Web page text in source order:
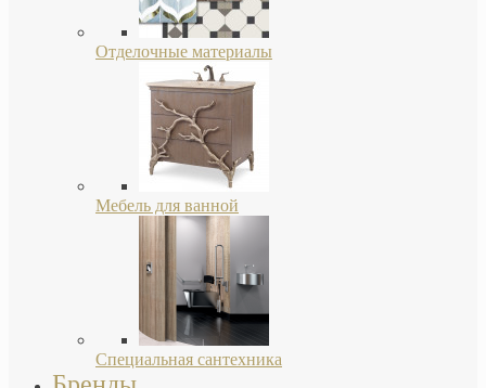
Отделочные материалы
Мебель для ванной
Специальная сантехника